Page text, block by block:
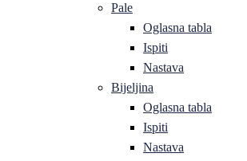
Pale
Oglasna tabla
Ispiti
Nastava
Bijeljina
Oglasna tabla
Ispiti
Nastava